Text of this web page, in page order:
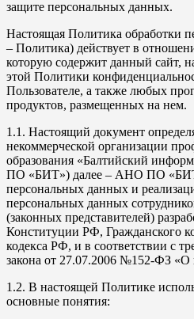
защите персональных данных.
Настоящая Политика обработки
– Политика) действует в
которую содержит данный сайт,
этой Политики
Пользователе, а также любых
продуктов, размещенных на нем.
1.1. Настоящий документ
некоммерческой организации
образования «Балтийский
ПО «БИТ») далее – АНО ПО
персональных данных и
персональных данных
(законных представителей)
Конституции РФ, Гражданского
кодекса РФ, и в соответствии с
закона от 27.07.2006 №152-ФЗ «О
1.2. В настоящей Политике
основные понятия: